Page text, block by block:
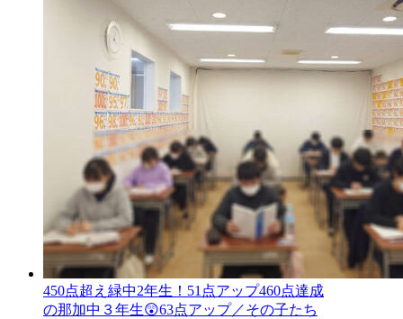
450点超え緑中2年生！51点アップ460点達成
の那加中３年生😲63点アップ／その子たち